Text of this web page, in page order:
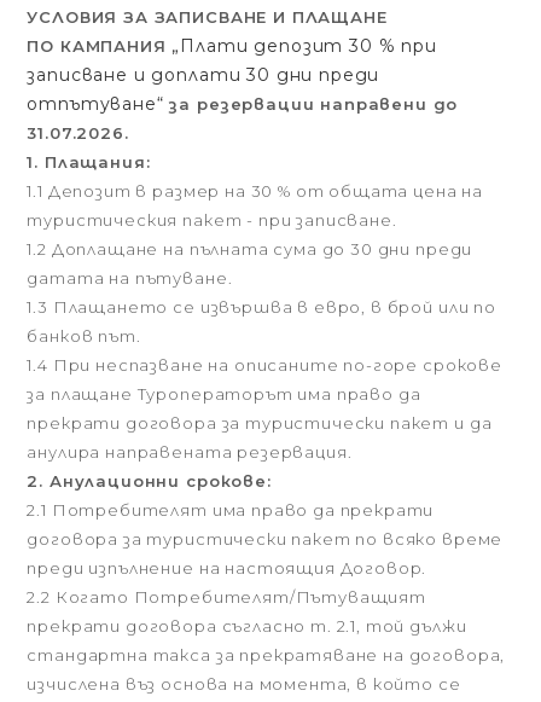
УСЛОВИЯ ЗА ЗАПИСВАНЕ И ПЛАЩАНЕ
ПО КАМПАНИЯ „Плати депозит 30 % при
записване и доплати 30 дни преди
отпътуване“ за резервации направени до
31.07.2026.
1. Плащания:
1.1 Депозит в размер на 30 % от общата цена на
туристическия пакет - при записване.
1.2 Доплащане на пълната сума до 30 дни преди
датата на пътуване.
1.3 Плащането се извършва в евро, в брой или по
банков път.
1.4 При неспазване на описаните по-горе срокове
за плащане Туроператорът има право да
прекрати договора за туристически пакет и да
анулира направената резервация.
2. Анулационни срокове:
2.1 Потребителят има право да прекрати
договора за туристически пакет по всяко време
преди изпълнение на настоящия Договор.
2.2 Когато Потребителят/Пътуващият
прекрати договора съгласно т. 2.1, той дължи
стандартна такса за прекратяване на договора,
изчислена въз основа на момента, в който се